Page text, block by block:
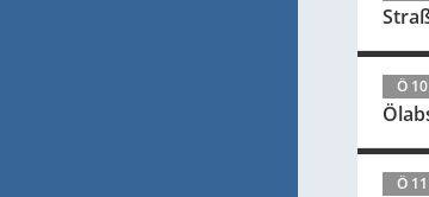
Ö 10
Ö 11